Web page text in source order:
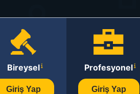
Bireysel
Giriş Yap
Profesyonel
Giriş Yap